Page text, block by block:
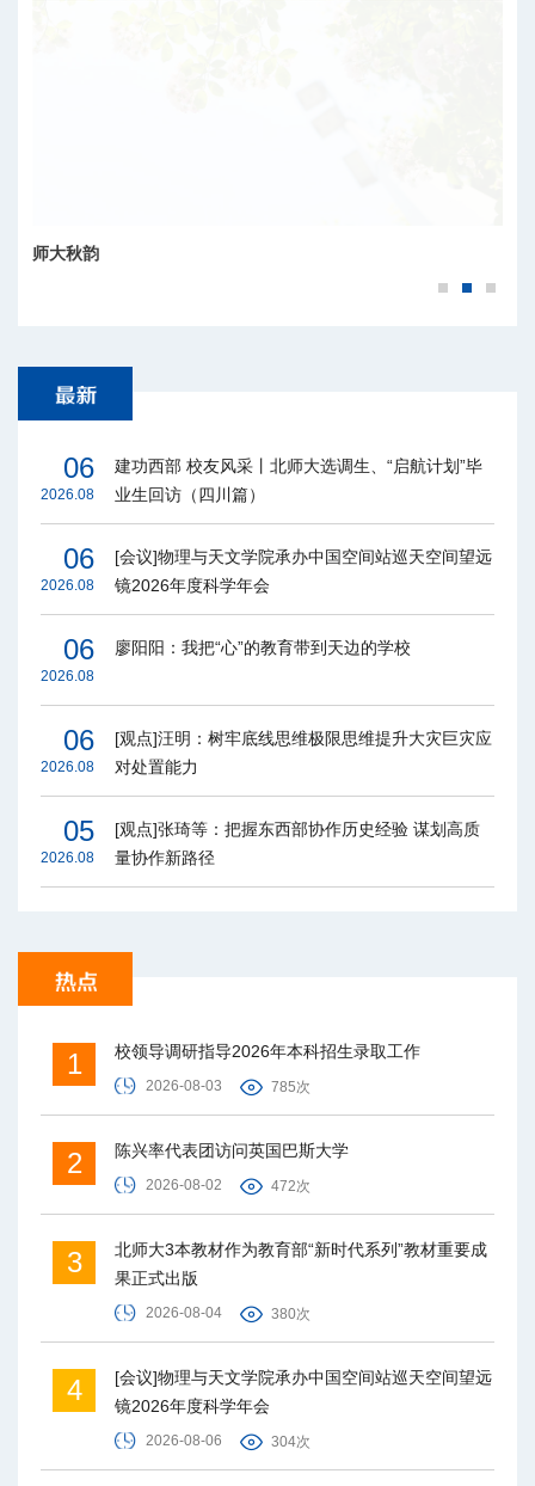
师大秋韵
师大四季
06
2026.08
建功西部 校友风采丨北师大选调生、“启航计划”毕
业生回访（四川篇）
06
2026.08
[会议]物理与天文学院承办中国空间站巡天空间望远
镜2026年度科学年会
06
2026.08
廖阳阳：我把“心”的教育带到天边的学校
06
2026.08
[观点]汪明：树牢底线思维极限思维提升大灾巨灾应
对处置能力
05
2026.08
[观点]张琦等：把握东西部协作历史经验 谋划高质
量协作新路径
1 校领导调研指导2026年本科招生录取工作
2026-08-03 785次
2 陈兴率代表团访问英国巴斯大学
2026-08-02 472次
3
北师大3本教材作为教育部“新时代系列”教材重要成
果正式出版
2026-08-04 380次
4
[会议]物理与天文学院承办中国空间站巡天空间望远
镜2026年度科学年会
2026-08-06 304次